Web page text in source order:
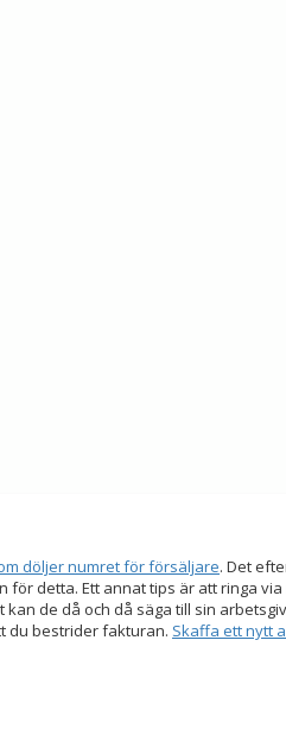
döljer numret för försäljare. Det
detta. Ett annat tips är att ringa
de då och då säga till sin
du bestrider fakturan. Skaffa ett nytt